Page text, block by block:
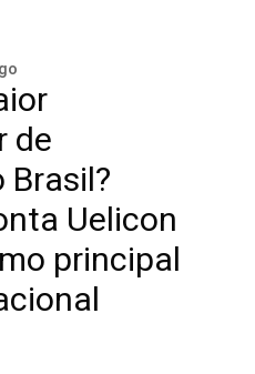
de
Uelicon
principal